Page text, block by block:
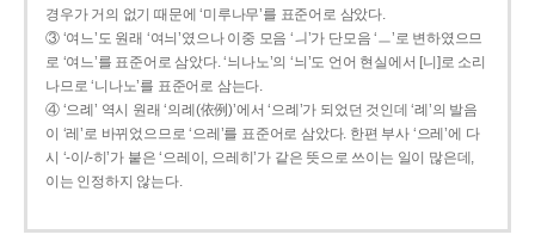
경우가 거의 없기 때문에 ‘미루나무’를 표준어로 삼았다.
③ ‘여느’도 원래 ‘여늬’였으나 이중 모음 ‘ㅢ’가 단모음 ‘ㅡ’로 변하였으므
로 ‘여느’를 표준어로 삼았다. ‘늬나노’의 ‘늬’도 언어 현실에서 [니]로 소리
나므로 ‘니나노’를 표준어로 삼는다.
④ ‘으례’ 역시 원래 ‘의례(依例)’에서 ‘으례’가 되었던 것인데 ‘례’의 발음
이 ‘레’로 바뀌었으므로 ‘으레’를 표준어로 삼았다. 한편 부사 ‘으레’에 다
시 ‘-이/-히’가 붙은 ‘으레이, 으레히’가 같은 뜻으로 쓰이는 일이 많은데,
이는 인정하지 않는다.